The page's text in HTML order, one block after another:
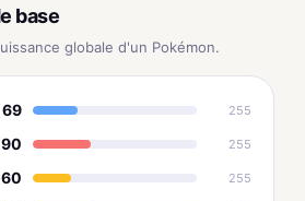
base
globale d'un Pokémon.
69 255
90 255
60 255